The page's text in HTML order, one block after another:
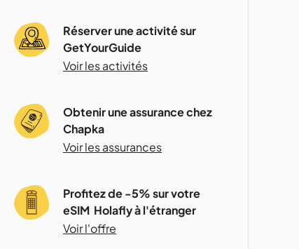
Réserver une activité sur
GetYourGuide
Voir les activités
Obtenir une assurance chez
Chapka
Voir les assurances
Profitez de -5% sur votre
eSIM Holafly à l'étranger
Voir l'offre